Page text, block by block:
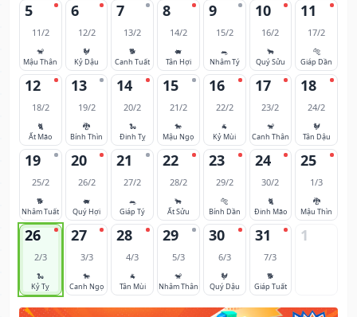
5
11/2
🐒
Mậu Thân
6
12/2
🐓
Kỷ Dậu
7
13/2
🐕
Canh Tuất
8
14/2
🐖
Tân Hợi
9
15/2
🐀
Nhâm Tý
10
16/2
🐂
Quý Sửu
11
17/2
🐅
Giáp Dần
12
18/2
🐈
Ất Mão
13
19/2
🐉
Bính Thìn
14
20/2
🐍
Đinh Tỵ
15
21/2
🐎
Mậu Ngọ
16
22/2
🐐
Kỷ Mùi
17
23/2
🐒
Canh Thân
18
24/2
🐓
Tân Dậu
19
25/2
🐕
Nhâm Tuất
20
26/2
🐖
Quý Hợi
21
27/2
🐀
Giáp Tý
22
28/2
🐂
Ất Sửu
23
29/2
🐅
Bính Dần
24
30/2
🐈
Đinh Mão
25
1/3
🐉
Mậu Thìn
26
2/3
🐍
Kỷ Tỵ
27
3/3
🐎
Canh Ngọ
28
4/3
🐐
Tân Mùi
29
5/3
🐒
Nhâm Thân
30
6/3
🐓
Quý Dậu
31
7/3
🐕
Giáp Tuất
1